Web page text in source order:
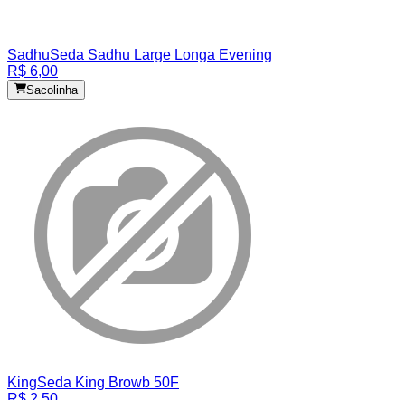
SadhuSeda Sadhu Large Longa Evening
R$ 6,00
Sacolinha
KingSeda King Browb 50F